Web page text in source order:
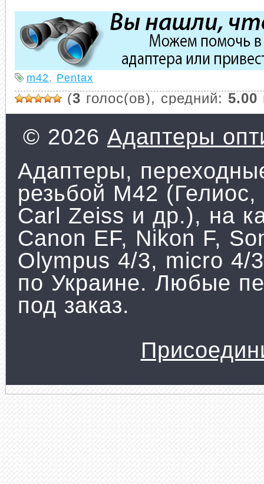
m42, Pentax
(3 голос(ов), средний: 5.00
© 2026 Адаптеры
Адаптеры,
резьбой М42
Carl Zeiss и др.), на
Canon EF, Nikon F,
Olympus 4/3, micro 4/
по Украине. Любые
под заказ.